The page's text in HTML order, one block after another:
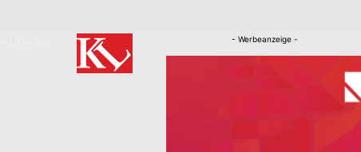
- Werbeanzeige -